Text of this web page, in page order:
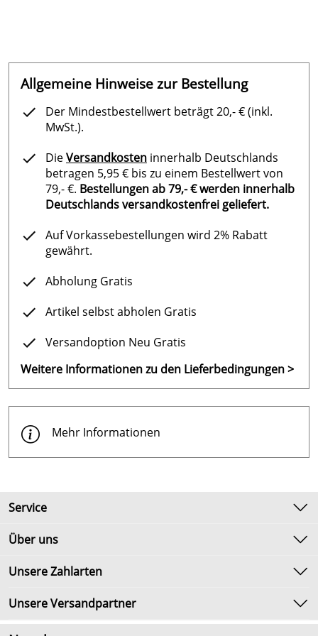
GIFTINFORMATIONSZENTRUM/Arzt anrufen.
P501 Inhalt/ Behälter einer anerkannten
Abfallentsorgungsanlage zuführen.
Ergänzende Gefahrenhinweise:
EUH031 Entwickelt bei Berührung mit Säure giftige
EUH206 Achtung! Nicht zusammen mit anderen
Produkten verwenden, da gefährliche Gase (Chlor)
freigesetzt werden können.
Hersteller: BAYROL Deutschland GmbH, Robert-Koch-
Straße 4 • D • 82152 Planegg , www.bayrol.de
Allgemeine Hinweise zur Bestellung
Der Mindestbestellwert beträgt 20,- € (inkl.
MwSt.).
DieVersandkosten innerhalb Deutschlands
betragen 5,95 € bis zu einem Bestellwert von
79,- €. Bestellungen ab 79,- € werden innerhalb
Deutschlands versandkostenfrei geliefert.
Auf Vorkassebestellungen wird 2% Rabatt
gewährt.
Abholung Gratis
Artikel selbst abholen Gratis
Versandoption Neu Gratis
Weitere Informationen zu den Lieferbedingungen >
Mehr Informationen
Service
Kontakt
Umtausch & Rückgabe
Lieferbedingungen
Über uns
Unsere Bestseller
Neu
Unsere Zahlarten
Unsere Versandpartner